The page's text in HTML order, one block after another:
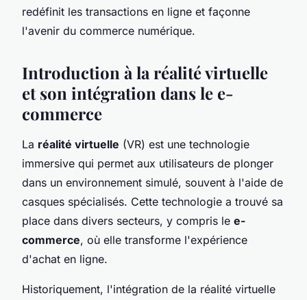
redéfinit les transactions en ligne et façonne
l'avenir du commerce numérique.
Introduction à la réalité virtuelle
et son intégration dans le e-
commerce
La réalité virtuelle (VR) est une technologie
immersive qui permet aux utilisateurs de plonger
dans un environnement simulé, souvent à l'aide de
casques spécialisés. Cette technologie a trouvé sa
place dans divers secteurs, y compris le e-
commerce, où elle transforme l'expérience
d'achat en ligne.
Historiquement, l'intégration de la réalité virtuelle